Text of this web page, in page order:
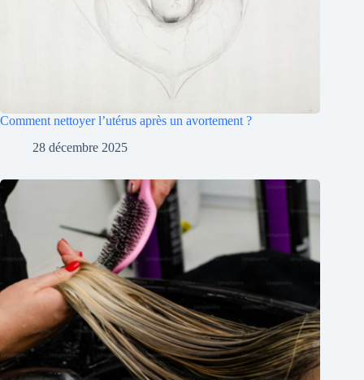
Comment nettoyer l’utérus après un avortement ?
28 décembre 2025